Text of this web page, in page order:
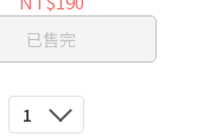
已售完
1